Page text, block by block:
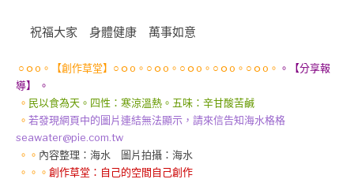
祝福大家 身體健康 萬事如意
○ｏo。【創作草堂】○ｏo。○ｏo。○ｏo。○ｏo。○ｏo。 。【分享報
導】 。
。 民以食為天。四性：寒涼溫熱。五味：辛甘酸苦鹹
。 若發現網頁中的圖片連結無法顯示，請來信告知海水格格
seawater@pie.com.tw
。。 內容整理：海水 圖片拍攝：海水
。。。 創作草堂： 自己的空間自己創作